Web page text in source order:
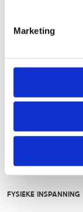
Marketing
Wil je een
slecht
FYSIEKE INSPANNING